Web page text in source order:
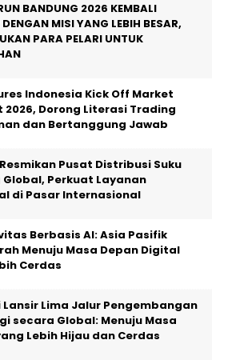
BANDUNG 2026 KEMBALI
DENGAN MISI YANG LEBIH BESAR,
PARA PELARI UNTUK
Indonesia Kick Off Market
2026, Dorong Literasi Trading
dan Bertanggung Jawab
Pusat Distribusi Suku
Global, Perkuat Layanan
di Pasar Internasional
Berbasis AI: Asia Pasifik
Menuju Masa Depan Digital
Cerdas
Lima Jalur Pengembangan
secara Global: Menuju Masa
Lebih Hijau dan Cerdas